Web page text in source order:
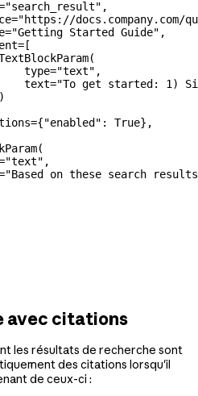
"search_result" ,
="https://docs.company.com/
="Getting Started Guide" ,
= [
type
="text" ,
text
="To get started: 1)
={"enabled" : True},
"text" ,
"Based on these search
avec citations
les résultats de recherche sont
des citations lorsqu'il
de ceux-ci :